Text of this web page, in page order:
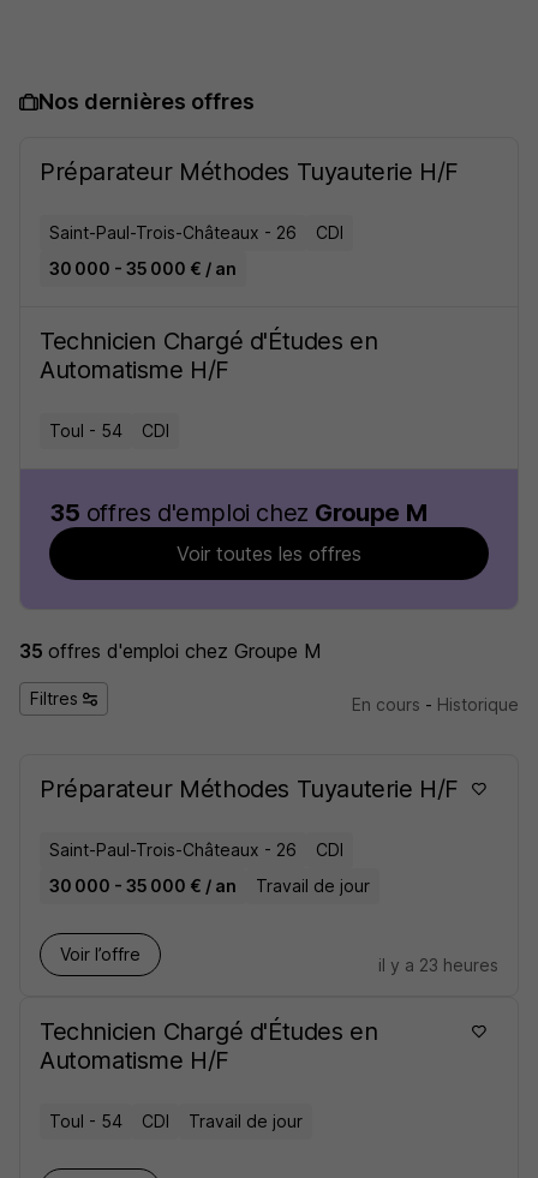
Nos dernières offres
Préparateur Méthodes Tuyauterie H/F
Saint-Paul-Trois-Châteaux - 26
CDI
30 000 - 35 000 € / an
Technicien Chargé d'Études en
Automatisme H/F
Toul - 54 CDI
35 offres d'emploi chez Groupe M
Voir toutes les offres
35 offres d'emploi chez Groupe M
Filtres En cours - Historique
Préparateur Méthodes Tuyauterie H/F
Saint-Paul-Trois-Châteaux - 26
CDI
30 000 - 35 000 € / an
Travail de jour
Voir l’offre
il y a 23 heures
Technicien Chargé d'Études en
Automatisme H/F
Toul - 54 CDI Travail de jour